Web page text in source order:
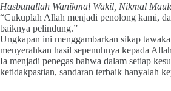
Hasbunallah Wanikmal Wakil, Nikmal
“Cukuplah Allah menjadi penolong kami,
baiknya pelindung.”
Ungkapan ini menggambarkan sikap
menyerahkan hasil sepenuhnya kepada
Ia menjadi penegas bahwa dalam setiap
ketidakpastian, sandaran terbaik hanyalah